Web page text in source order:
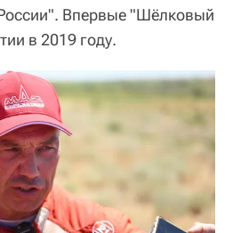
Впервые "Шёлковый
в 2019 году.